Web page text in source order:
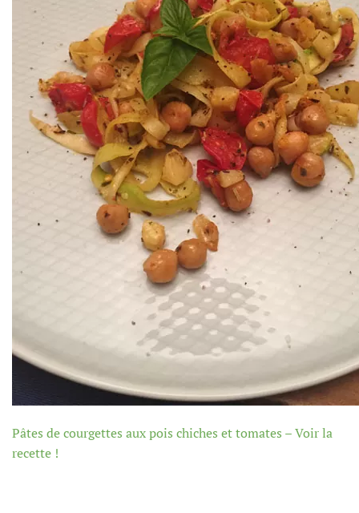
Pâtes de courgettes aux pois chiches et tomates – Voir la
recette !